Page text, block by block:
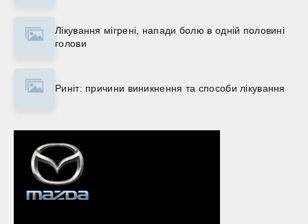
Лікування мігрені, напади болю в одній половині
голови
Риніт: причини виникнення та способи лікування